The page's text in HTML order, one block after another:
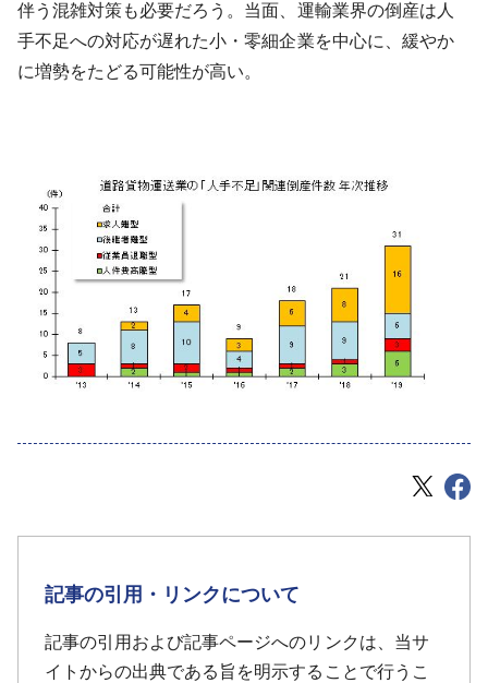
伴う混雑対策も必要だろう。当面、運輸業界の倒産は人
手不足への対応が遅れた小・零細企業を中心に、緩やか
に増勢をたどる可能性が高い。
記事の引用・リンクについて
記事の引用および記事ページへのリンクは、当サ
イトからの出典である旨を明示することで行うこ